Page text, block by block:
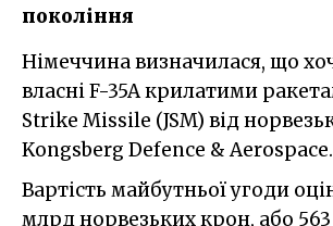
покоління
Німеччина визначилася, що хоче озброїти
власні F-35A крилатими
Strike Missile (JSM) від
Kongsberg Defence & Aerospace.
Вартість майбутньої угоди
млрд норвезьких крон, або